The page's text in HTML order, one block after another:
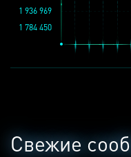
1 936 969
1 784 450
Свежие